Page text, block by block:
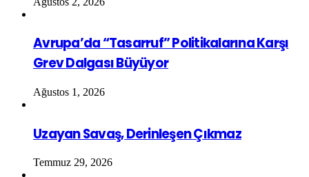
Avrupa’da “Tasarruf” Politikalarına Karşı
Grev Dalgası Büyüyor
Ağustos 1, 2026
Uzayan Savaş, Derinleşen Çıkmaz
Temmuz 29, 2026